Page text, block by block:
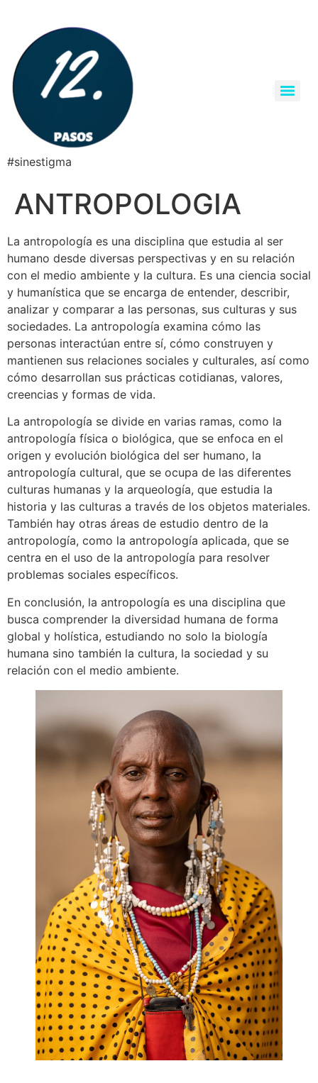
#sinestigma
ANTROPOLOGIA
La antropología es una disciplina que estudia al ser
humano desde diversas perspectivas y en su relación
con el medio ambiente y la cultura. Es una ciencia social
y humanística que se encarga de entender, describir,
analizar y comparar a las personas, sus culturas y sus
sociedades. La antropología examina cómo las
personas interactúan entre sí, cómo construyen y
mantienen sus relaciones sociales y culturales, así como
cómo desarrollan sus prácticas cotidianas, valores,
creencias y formas de vida.
La antropología se divide en varias ramas, como la
antropología física o biológica, que se enfoca en el
origen y evolución biológica del ser humano, la
antropología cultural, que se ocupa de las diferentes
culturas humanas y la arqueología, que estudia la
historia y las culturas a través de los objetos materiales.
También hay otras áreas de estudio dentro de la
antropología, como la antropología aplicada, que se
centra en el uso de la antropología para resolver
problemas sociales específicos.
En conclusión, la antropología es una disciplina que
busca comprender la diversidad humana de forma
global y holística, estudiando no solo la biología
humana sino también la cultura, la sociedad y su
relación con el medio ambiente.